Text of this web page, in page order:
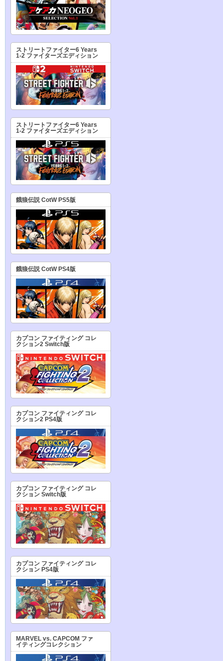
ストリートファイター6 Years
1-2 ファイターズエディション
ストリートファイター6 Years
1-2 ファイターズエディション
餓狼伝説 CotW PS5版
餓狼伝説 CotW PS4版
カプコン ファイティング コレ
クション2 Switch版
カプコン ファイティング コレ
クション2 PS4版
カプコン ファイティング コレ
クション Switch版
カプコン ファイティング コレ
クション PS4版
MARVEL vs. CAPCOM ファ
イティングコレクション